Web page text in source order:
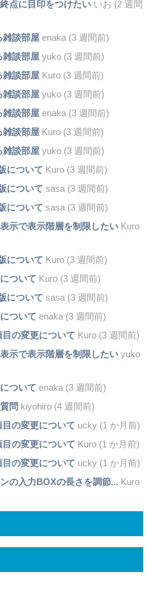
点に目印をつけたいいお (2 週間
雑談部屋enaka (3 週間前)
雑談部屋yuko (3 週間前)
雑談部屋Kuro (3 週間前)
雑談部屋yuko (3 週間前)
雑談部屋enaka (3 週間前)
雑談部屋Kuro (3 週間前)
雑談部屋yuko (3 週間前)
について Kuro (3 週間前)
について sasa (3 週間前)
について sasa (3 週間前)
示で表示階層を制限したいKuro
について Kuro (3 週間前)
ついて Kuro (3 週間前)
について sasa (3 週間前)
ついて enaka (3 週間前)
の変更について Kuro (3 週間前)
示で表示階層を制限したいyuko
ついて enaka (3 週間前)
問 kiyohiro (4 週間前)
の変更について ucky (1 か月前)
の変更について Kuro (1 か月前)
の変更について ucky (1 か月前)
の入力BOXの長さを調節... Kuro